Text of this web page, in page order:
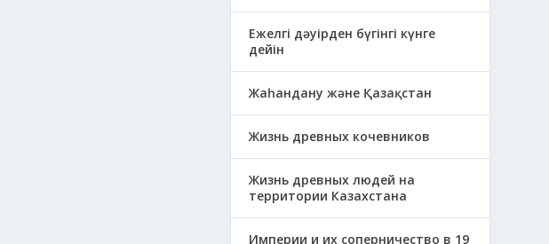
Ежелгі дәуірден бүгінгі күнге
дейін
Жаһандану және Қазақстан
Жизнь древных кочевников
Жизнь древных людей на
территории Казахстана
Империи и их соперничество в 19